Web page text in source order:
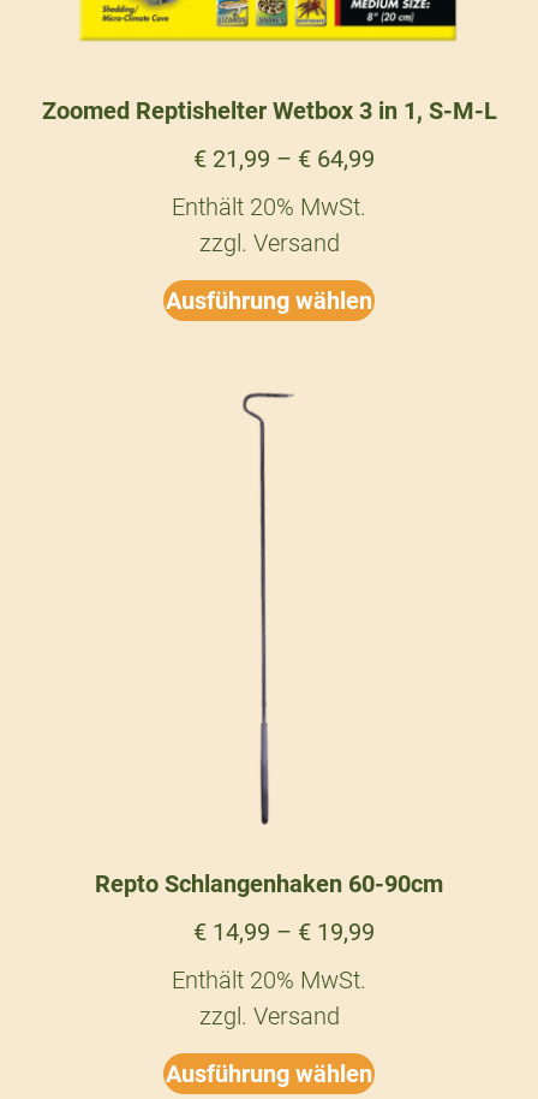
Zoomed Reptishelter Wetbox 3 in 1, S-M-L
€ 21,99 – € 64,99
Enthält 20% MwSt.
zzgl. Versand
Ausführung wählen
Repto Schlangenhaken 60-90cm
€ 14,99 – € 19,99
Enthält 20% MwSt.
zzgl. Versand
Ausführung wählen